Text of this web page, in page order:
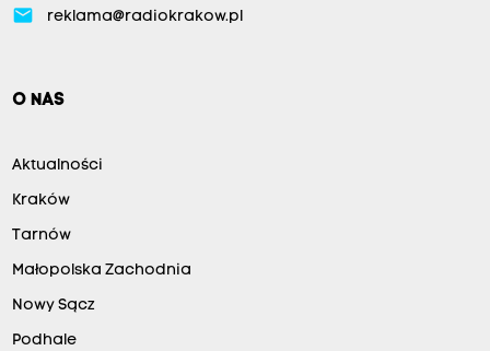
email reklama@radiokrakow.pl
O NAS
Aktualności
Kraków
Tarnów
Małopolska Zachodnia
Nowy Sącz
Podhale